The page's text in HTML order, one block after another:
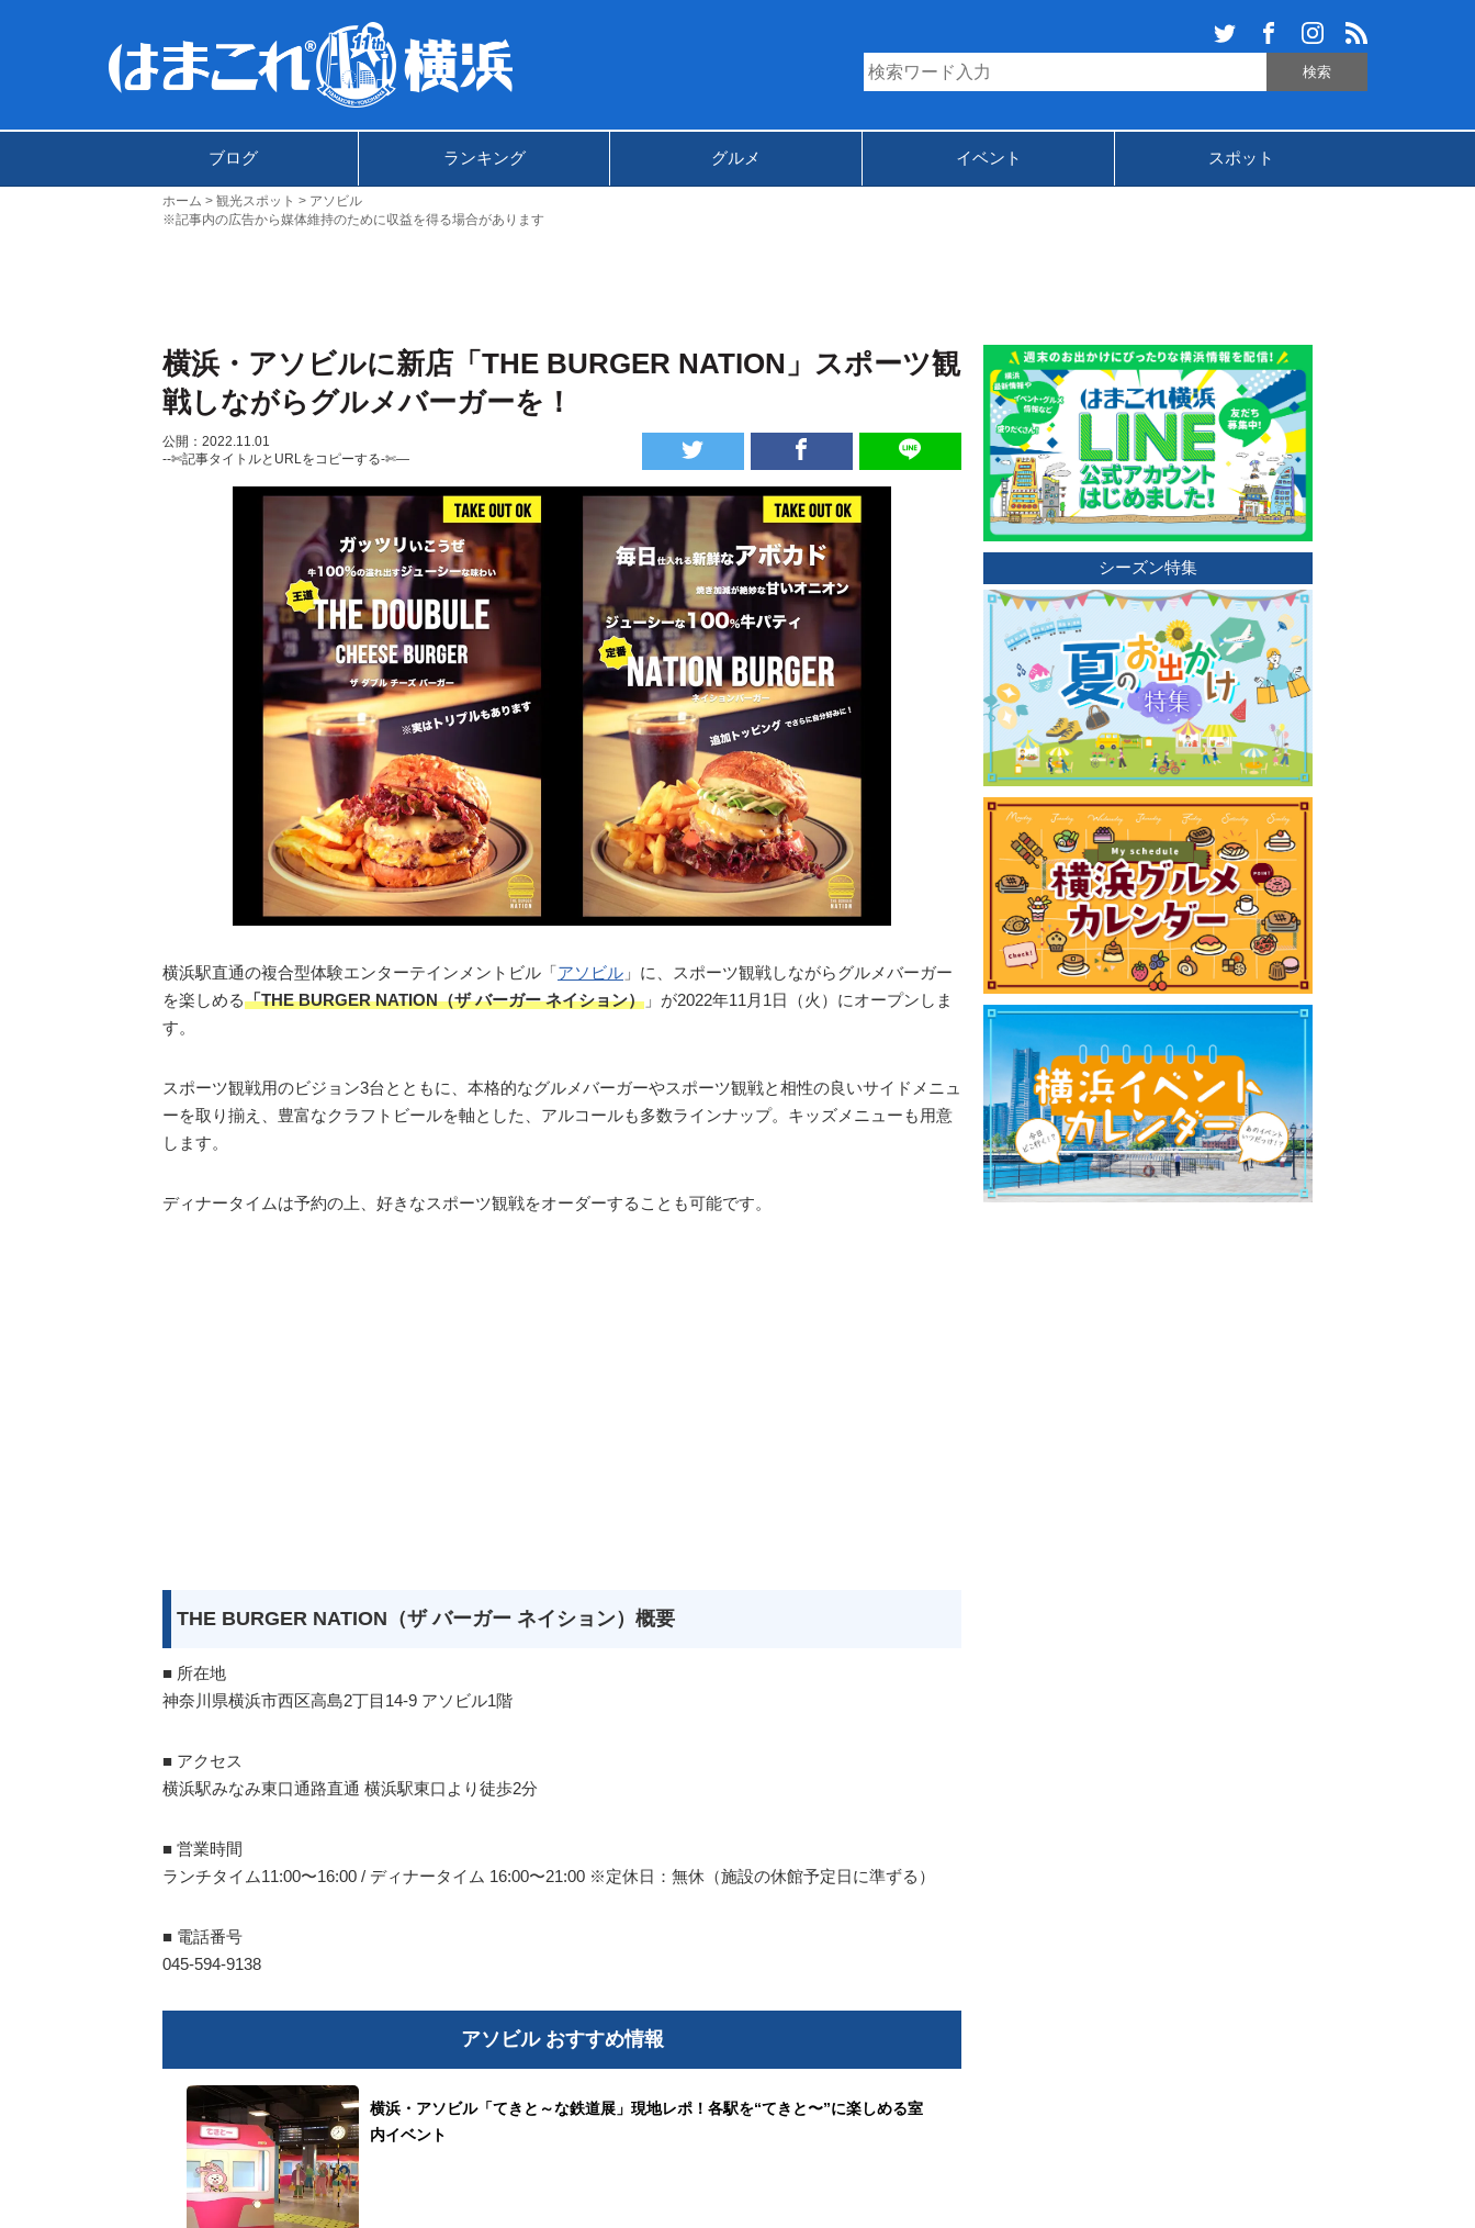
ブログ ランキング グルメ イベント スポット
ホーム 観光スポット
アソビル
※記事内の広告から媒体維持のために収益を得る場合があります
横浜・アソビルに新店「THE BURGER NATION」スポーツ観
戦しながらグルメバーガーを！
公開：2022.11.01
--✄記事タイトルとURLをコピーする-✄—
横浜駅直通の複合型体験エンターテインメントビル「アソビル 」に、スポーツ観戦しながらグルメバーガー
を楽しめる「THE BURGER NATION（ザ バーガー ネイション） 」が2022年11月1日（火）にオープンしま
す。
スポーツ観戦用のビジョン3台とともに、本格的なグルメバーガーやスポーツ観戦と相性の良いサイドメニュ
ーを取り揃え、豊富なクラフトビールを軸とした、アルコールも多数ラインナップ。キッズメニューも用意
します。
ディナータイムは予約の上、好きなスポーツ観戦をオーダーすることも可能です。
THE BURGER NATION（ザ バーガー ネイション）概要
■ 所在地
神奈川県横浜市西区高島2丁目14-9 アソビル1階
■ アクセス
横浜駅みなみ東口通路直通 横浜駅東口より徒歩2分
■ 営業時間
ランチタイム11:00〜16:00 / ディナータイム 16:00〜21:00 ※定休日：無休（施設の休館予定日に準ずる）
■ 電話番号
045-594-9138
アソビル おすすめ情報
横浜・アソビル「てきと～な鉄道展」現地レポ！各駅を“てきと〜”に楽しめる室
内イベント
シーズン特集